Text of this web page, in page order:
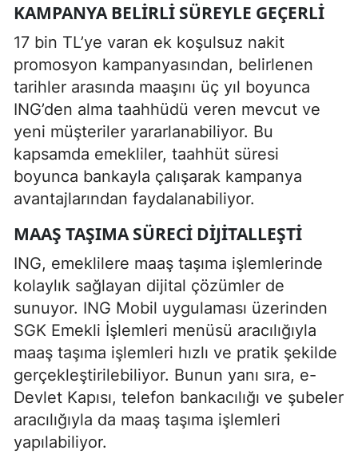
KAMPANYA BELIRLI SÜREYLE GEÇERLI
17 bin TL’ye varan ek koşulsuz nakit
promosyon kampanyasından, belirlenen
tarihler arasında maaşını üç yıl boyunca
ING’den alma taahhüdü veren mevcut ve
yeni müşteriler yararlanabiliyor. Bu
kapsamda emekliler, taahhüt süresi
boyunca bankayla çalışarak kampanya
avantajlarından faydalanabiliyor.
MAAŞ TAŞIMA SÜRECI DIJITALLEŞTI
ING, emeklilere maaş taşıma işlemlerinde
kolaylık sağlayan dijital çözümler de
sunuyor. ING Mobil uygulaması üzerinden
SGK Emekli İşlemleri menüsü aracılığıyla
maaş taşıma işlemleri hızlı ve pratik şekilde
gerçekleştirilebiliyor. Bunun yanı sıra, e-
Devlet Kapısı, telefon bankacılığı ve şubeler
aracılığıyla da maaş taşıma işlemleri
yapılabiliyor.